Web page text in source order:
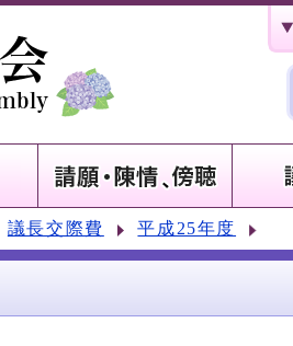
議長交際費 平成25年度